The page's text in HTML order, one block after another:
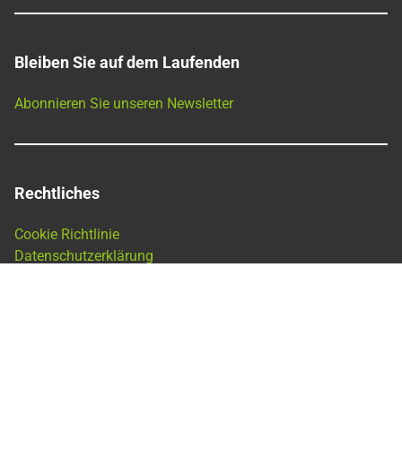
Bleiben Sie auf dem Laufenden
Abonnieren Sie unseren Newsletter
Rechtliches
Cookie Richtlinie
Datenschutzerklärung